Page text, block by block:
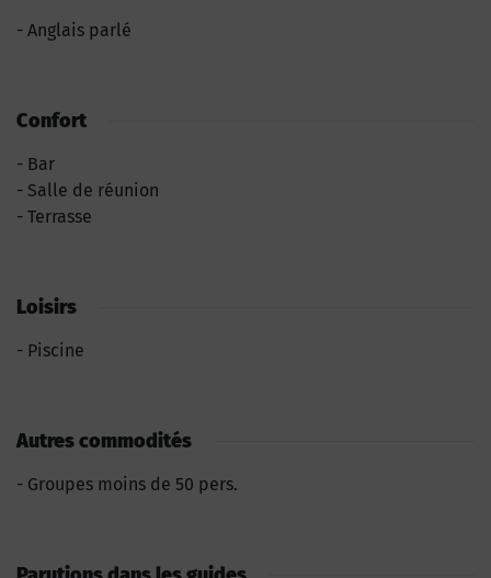
Anglais parlé
Confort
Bar
Salle de réunion
Terrasse
Loisirs
Piscine
Autres commodités
Groupes moins de 50 pers.